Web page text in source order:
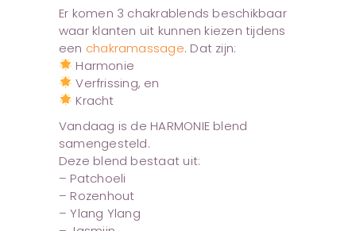
Er komen 3 chakrablends beschikbaar
waar klanten uit kunnen kiezen tijdens
een chakramassage. Dat zijn:
Harmonie
Verfrissing, en
Kracht
Vandaag is de HARMONIE blend
samengesteld.
Deze blend bestaat uit:
– Patchoeli
– Rozenhout
– Ylang Ylang